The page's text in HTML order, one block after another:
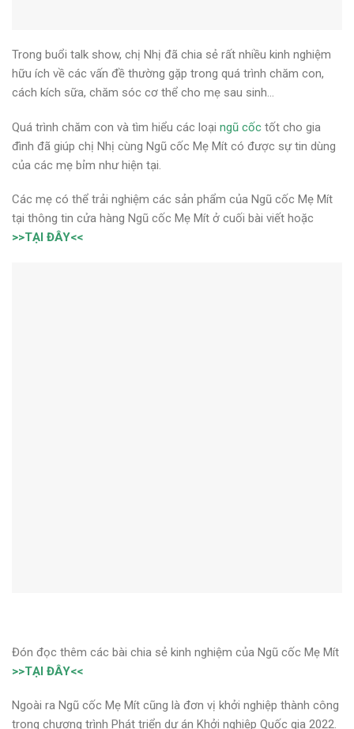
Trong buổi talk show, chị Nhị đã chia sẻ rất nhiều kinh nghiệm
hữu ích về các vấn đề thường gặp trong quá trình chăm con,
cách kích sữa, chăm sóc cơ thể cho mẹ sau sinh…
Quá trình chăm con và tìm hiểu các loại ngũ cốc tốt cho gia
đình đã giúp chị Nhị cùng Ngũ cốc Mẹ Mít có được sự tin dùng
của các mẹ bỉm như hiện tại.
Các mẹ có thể trải nghiệm các sản phẩm của Ngũ cốc Mẹ Mít
tại thông tin cửa hàng Ngũ cốc Mẹ Mít ở cuối bài viết hoặc
>>TẠI ĐÂY<<
Đón đọc thêm các bài chia sẻ kinh nghiệm của Ngũ cốc Mẹ Mít
>>TẠI ĐÂY<<
Ngoài ra Ngũ cốc Mẹ Mít cũng là đơn vị khởi nghiệp thành công
trong chương trình Phát triển dự án Khởi nghiệp Quốc gia 2022.